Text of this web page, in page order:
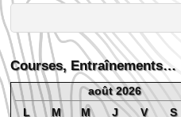
Courses, Entraînements…
août 2026
L
M M J V S